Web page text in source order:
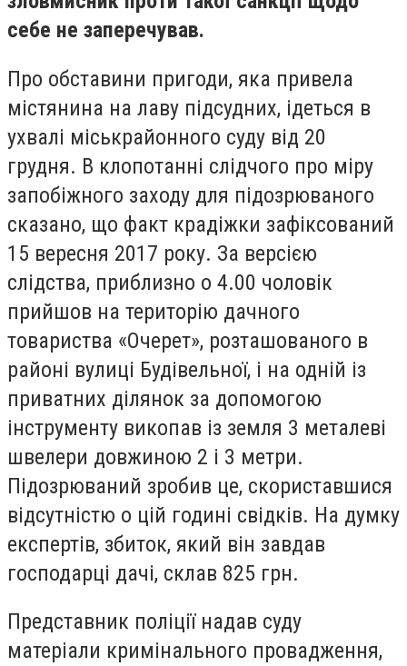
себе не заперечував.
Про обставини пригоди, яка привела
містянина на лаву підсудних, ідеться в
ухвалі міськрайонного суду від 20
грудня. В клопотанні слідчого про міру
запобіжного заходу для підозрюваного
сказано, що факт крадіжки зафіксований
15 вересня 2017 року. За версією
слідства, приблизно о 4.00 чоловік
прийшов на територію дачного
товариства «Очерет», розташованого в
районі вулиці Будівельної, і на одній із
приватних ділянок за допомогою
інструменту викопав із земля 3 металеві
швелери довжиною 2 і 3 метри.
Підозрюваний зробив це, скориставшися
відсутністю о цій годині свідків. На думку
експертів, збиток, який він завдав
господарці дачі, склав 825 грн.
Представник поліції надав суду
матеріали кримінального провадження,